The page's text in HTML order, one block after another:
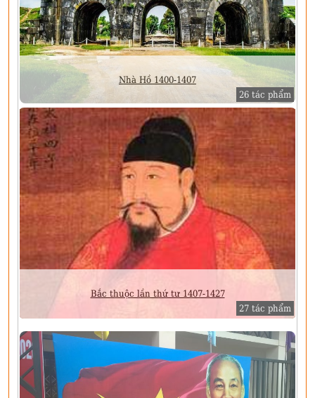
Nhà Hồ 1400-1407
26 tác phẩm
Bắc thuộc lần thứ tư 1407-1427
27 tác phẩm